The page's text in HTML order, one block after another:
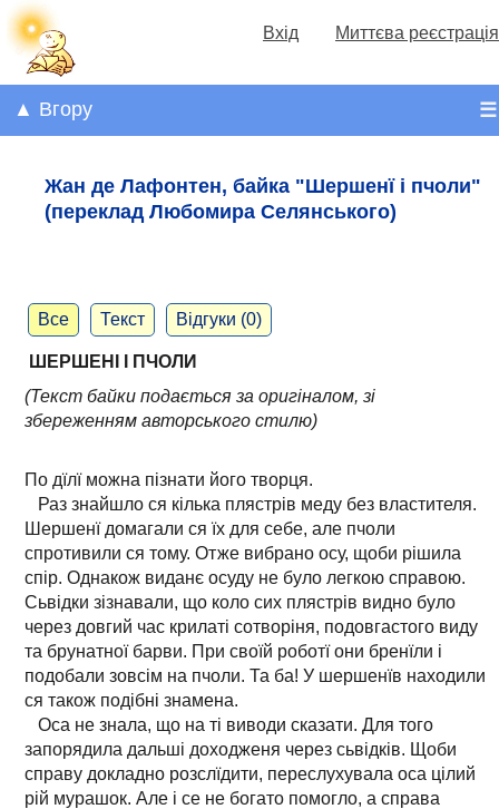
Вхід Миттєва реєстрація
☰
▲ Вгору
Жан де Лафонтен, байка "Шершенї і пчоли"
(переклад Любомира Селянського)
Все Текст Відгуки (0)
ШЕРШЕНІ І ПЧОЛИ
(Текст байки подається за оригіналом, зі
збереженням авторського стилю)
По дїлї можна пізнати його творця.
Раз знайшло ся кілька плястрів меду без властителя.
Шершенї домагали ся їх для себе, але пчоли
спротивили ся тому. Отже вибрано осу, щоби рішила
спір. Однакож виданє осуду не було легкою справою.
Сьвідки зізнавали, що коло сих плястрів видно було
через довгий час крилаті сотворіня, подовгастого виду
та брунатної барви. При своїй роботї они бренїли і
подобали зовсім на пчоли. Та ба! У шершенїв находили
ся також подібні знамена.
Оса не знала, що на ті виводи сказати. Для того
запорядила дальші доходженя через сьвідків. Щоби
справу докладно розслїдити, переслухувала оса цілий
рій мурашок. Але і се не богато помогло, а справа